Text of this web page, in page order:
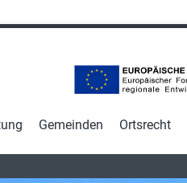
Gemeinden Ortsrecht